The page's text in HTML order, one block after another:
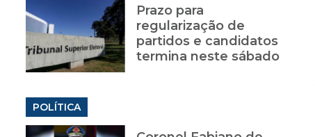
Prazo para
regularização de
partidos e candidatos
termina neste sábado
POLÍTICA